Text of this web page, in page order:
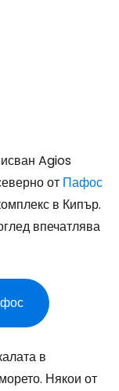
Agios
от Пафос
в Кипър.
впечатлява
в
Някои от